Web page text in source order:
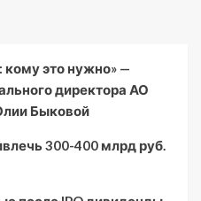
это нужно» —
директора АО
Быковой
300-400 млрд руб.